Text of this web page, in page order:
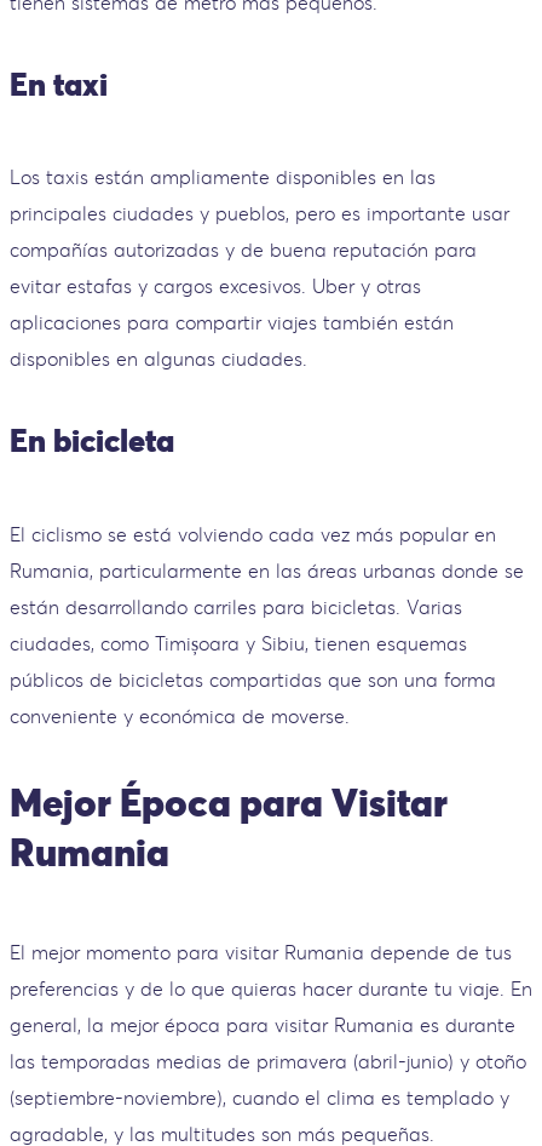
En taxi
Los taxis están ampliamente disponibles en las
principales ciudades y pueblos, pero es importante usar
compañías autorizadas y de buena reputación para
evitar estafas y cargos excesivos. Uber y otras
aplicaciones para compartir viajes también están
disponibles en algunas ciudades.
En bicicleta
El ciclismo se está volviendo cada vez más popular en
Rumania, particularmente en las áreas urbanas donde se
están desarrollando carriles para bicicletas. Varias
ciudades, como Timișoara y Sibiu, tienen esquemas
públicos de bicicletas compartidas que son una forma
conveniente y económica de moverse.
Mejor Época para Visitar
Rumania
El mejor momento para visitar Rumania depende de tus
preferencias y de lo que quieras hacer durante tu viaje. En
general, la mejor época para visitar Rumania es durante
las temporadas medias de primavera (abril-junio) y otoño
(septiembre-noviembre), cuando el clima es templado y
agradable, y las multitudes son más pequeñas.